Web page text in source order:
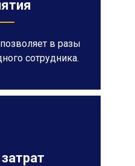
в разы
сотрудника.